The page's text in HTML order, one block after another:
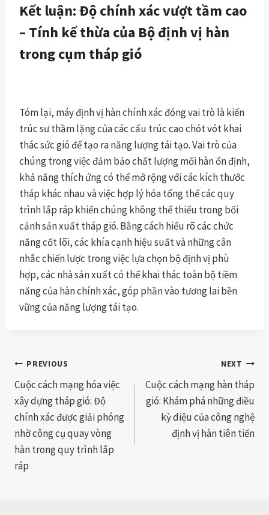
Kết luận: Độ chính xác vượt tầm cao
– Tính kế thừa của Bộ định vị hàn
trong cụm tháp gió
Tóm lại, máy định vị hàn chính xác đóng vai trò là kiến
trúc sư thầm lặng của các cấu trúc cao chót vót khai
thác sức gió để tạo ra năng lượng tái tạo. Vai trò của
chúng trong việc đảm bảo chất lượng mối hàn ổn định,
khả năng thích ứng có thể mở rộng với các kích thước
tháp khác nhau và việc hợp lý hóa tổng thể các quy
trình lắp ráp khiến chúng không thể thiếu trong bối
cảnh sản xuất tháp gió. Bằng cách hiểu rõ các chức
năng cốt lõi, các khía cạnh hiệu suất và những cân
nhắc chiến lược trong việc lựa chọn bộ định vị phù
hợp, các nhà sản xuất có thể khai thác toàn bộ tiềm
năng của hàn chính xác, góp phần vào tương lai bền
vững của năng lượng tái tạo.
Post
navigation
PREVIOUS
Cuộc cách mạng hóa việc
xây dựng tháp gió: Độ
chính xác được giải phóng
nhờ công cụ quay vòng
hàn trong quy trình lắp
ráp
NEXT
Cuộc cách mạng hàn tháp
gió: Khám phá những điều
kỳ diệu của công nghệ
định vị hàn tiên tiến